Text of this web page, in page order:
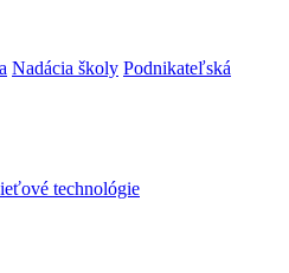
Nadácia školy Podnikateľská
technológie